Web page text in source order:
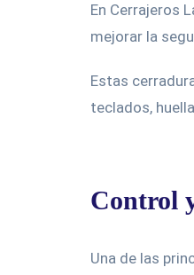
En Cerrajeros
mejorar la
Estas
teclados,
Control
Una de las